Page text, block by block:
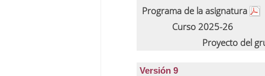
Programa de la asignatura
Curso 2025-26
Proyecto del
Versión 9